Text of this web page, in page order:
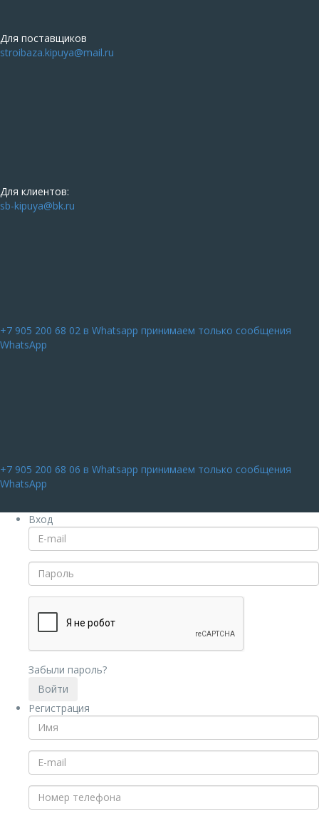
Для поставщиков
stroibaza.kipuya@mail.ru
Для клиентов:
sb-kipuya@bk.ru
+7 905 200 68 02 в Whatsapp принимаем только сообщения
WhatsApp
+7 905 200 68 06 в Whatsapp принимаем только сообщения
WhatsApp
Вход
Забыли пароль?
Регистрация